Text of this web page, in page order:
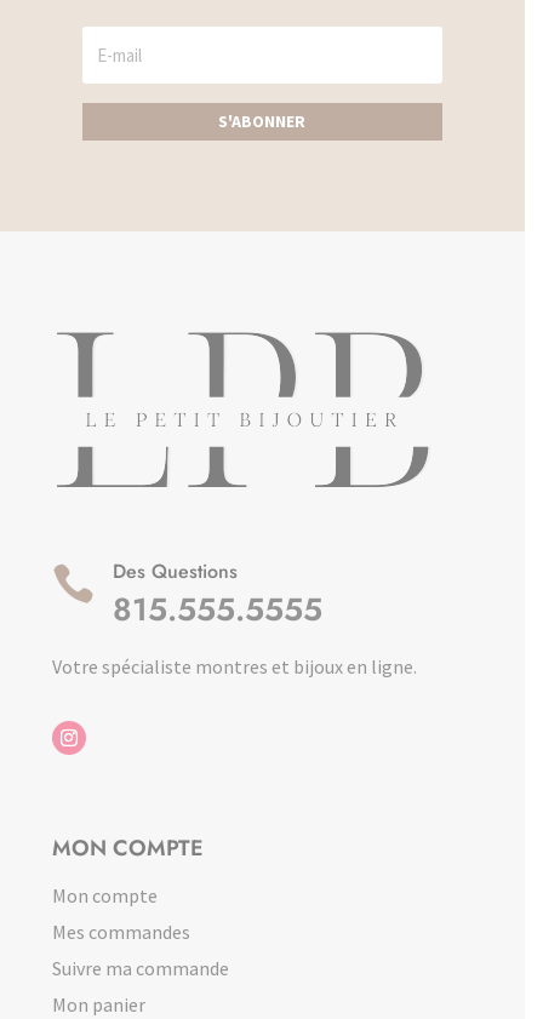
S'ABONNER
 Des Questions
815.555.5555
Votre spécialiste montres et bijoux en ligne.
MON COMPTE
Mon compte
Mes commandes
Suivre ma commande
Mon panier